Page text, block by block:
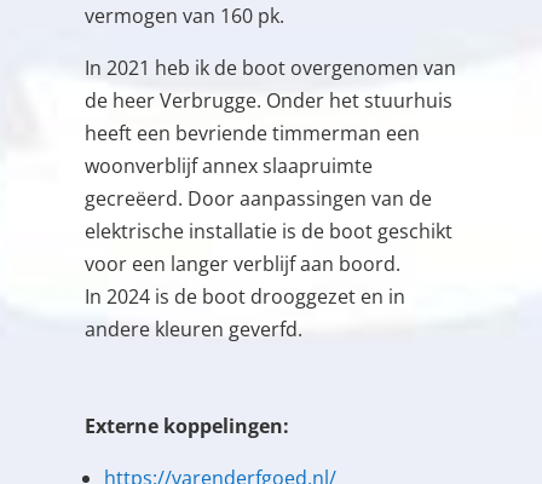
vermogen van 160 pk.
In 2021 heb ik de boot overgenomen van
de heer Verbrugge. Onder het stuurhuis
heeft een bevriende timmerman een
woonverblijf annex slaapruimte
gecreëerd. Door aanpassingen van de
elektrische installatie is de boot geschikt
voor een langer verblijf aan boord.
In 2024 is de boot drooggezet en in
andere kleuren geverfd.
Externe koppelingen:
https://varenderfgoed.nl/